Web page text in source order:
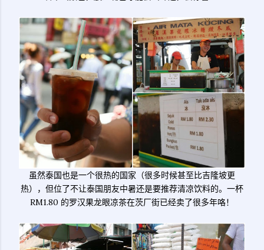
虽然泰国也是一个很热的国家（很多时候甚至比吉隆坡更
热），但位了不让泰国朋友中暑还是要推荐清凉饮料的。一杯
RM1.80 的罗汉果龙眼凉茶在茨厂街已经卖了很多年咯！